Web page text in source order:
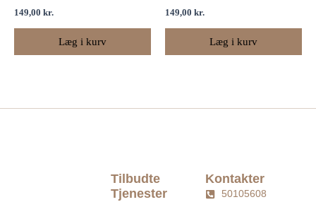
149,00 kr.
Læg i kurv
149,00 kr.
Læg i kurv
Tilbudte
Tjenester
Kontakter
50105608